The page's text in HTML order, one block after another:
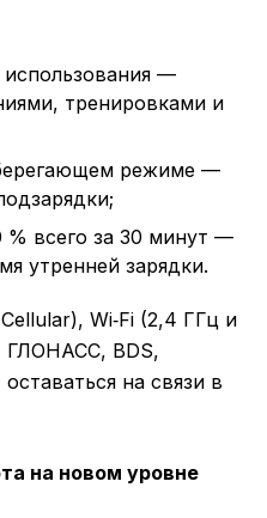
—
тренировками и
режиме —
% всего за 30 минут —
утренней зарядки.
Wi‑Fi (2,4 ГГц и
ГЛОНАСС, BDS,
на связи в
на новом уровне